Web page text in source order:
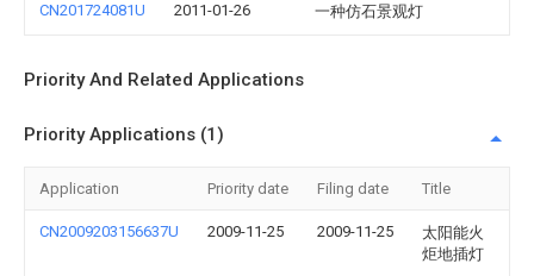
CN201724081U 2011-01-26 一种仿石景观灯
Priority And Related Applications
Priority Applications (1)
Application Priority date Filing date Title
CN2009203156637U 2009-11-25 2009-11-25
太阳能火
炬地插灯